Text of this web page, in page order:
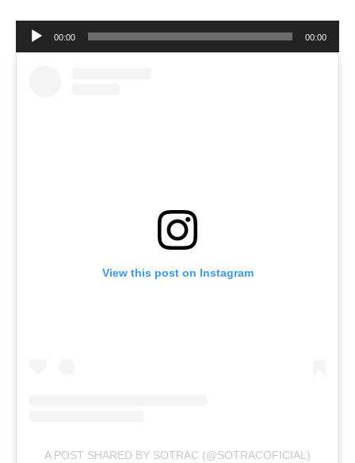
Reproductor
d'àudio
00:00 00:00
View this post on Instagram
A POST SHARED BY SOTRAC (@SOTRACOFICIAL)